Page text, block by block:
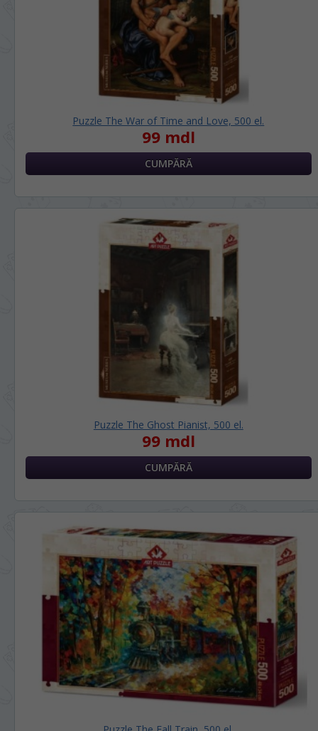
Puzzle The War of Time and Love, 500 el.
99 mdl
Puzzle The Ghost Pianist, 500 el.
99 mdl
LIMBA SITE-ULUI / ЯЗЫК САЙТА
În ce limbă ați dori să vedeți site-ul
nostru?
На каком языке Вы хотите
просматривать наш сайт?
Vă vom deranja doar o singură dată, apoi
vă vom salva alegerea limbii.
сохраним Ваш выбор языка.
Dacă doriți să schimbați limba site-ului,
puteți oricând să faceți asta în colțul din
dreapta sus al paginii.